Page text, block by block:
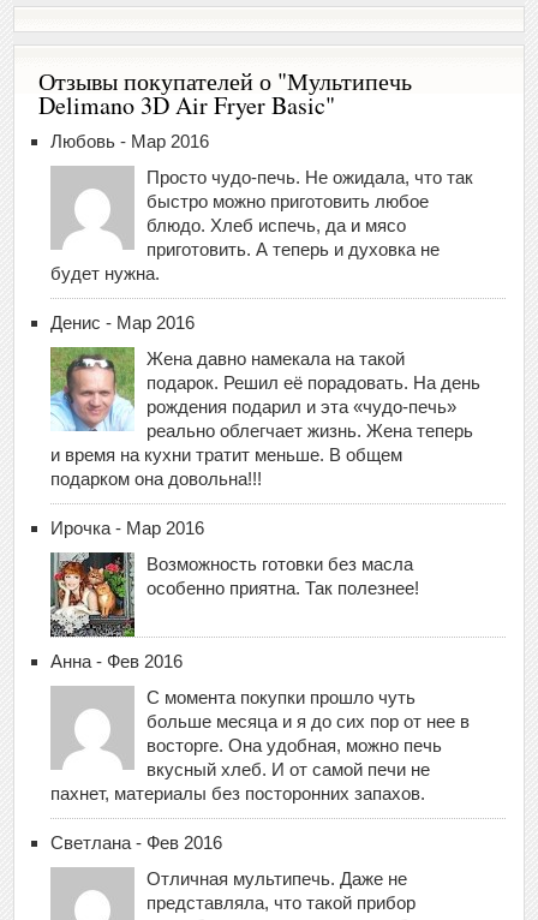
Отзывы покупателей о "Мультипечь
Delimano 3D Air Fryer Basic"
Любовь - Мар 2016
Просто чудо-печь. Не ожидала, что так
быстро можно приготовить любое
блюдо. Хлеб испечь, да и мясо
приготовить. А теперь и духовка не
будет нужна.
Денис - Мар 2016
Жена давно намекала на такой
подарок. Решил её порадовать. На день
рождения подарил и эта «чудо-печь»
реально облегчает жизнь. Жена теперь
и время на кухни тратит меньше. В общем
подарком она довольна!!!
Ирочка - Мар 2016
Возможность готовки без масла
особенно приятна. Так полезнее!
Анна - Фев 2016
С момента покупки прошло чуть
больше месяца и я до сих пор от нее в
восторге. Она удобная, можно печь
вкусный хлеб. И от самой печи не
пахнет, материалы без посторонних запахов.
Светлана - Фев 2016
Отличная мультипечь. Даже не
представляла, что такой прибор